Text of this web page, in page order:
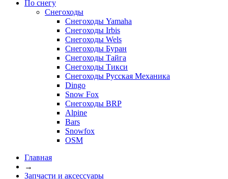
По снегу
Снегоходы
Снегоходы Yamaha
Снегоходы Irbis
Снегоходы Wels
Снегоходы Буран
Снегоходы Тайга
Снегоходы Тикси
Снегоходы Русская Механика
Dingo
Snow Fox
Снегоходы BRP
Alpine
Bars
Snowfox
OSM
Главная
→
Запчасти и аксессуары